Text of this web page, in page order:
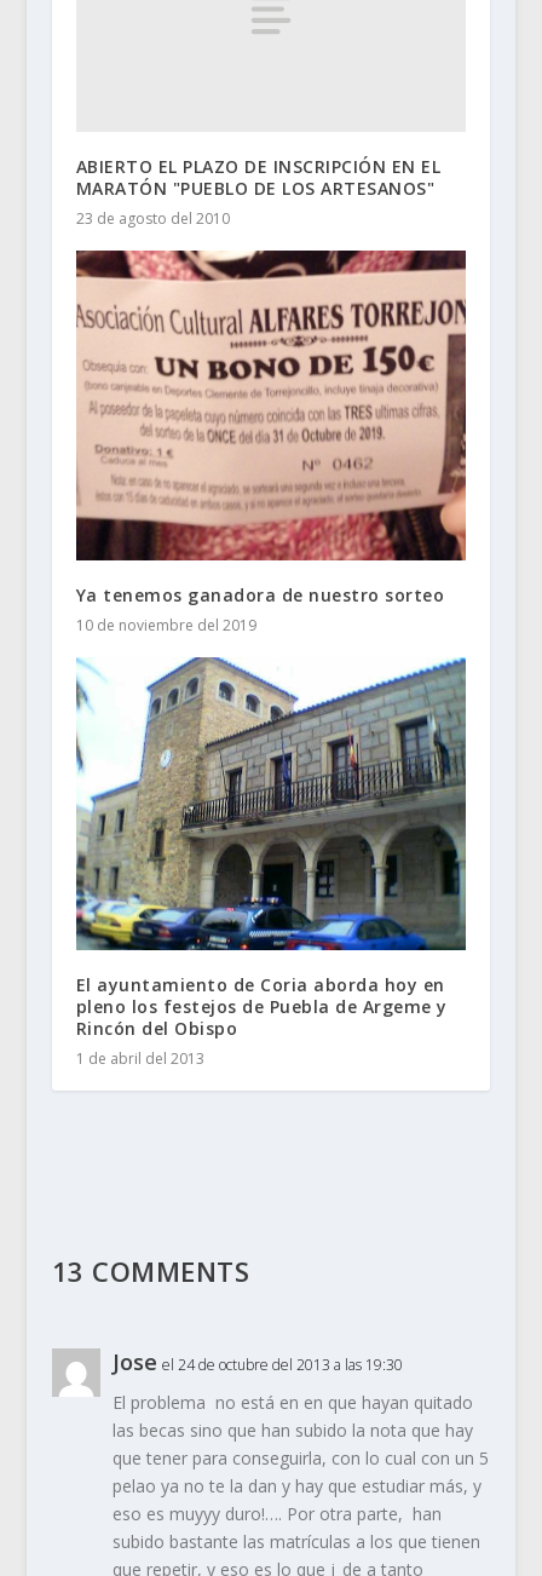
ABIERTO EL PLAZO DE INSCRIPCIÓN EN EL
MARATÓN "PUEBLO DE LOS ARTESANOS"
23 de agosto del 2010
Ya tenemos ganadora de nuestro sorteo
10 de noviembre del 2019
El ayuntamiento de Coria aborda hoy en
pleno los festejos de Puebla de Argeme y
Rincón del Obispo
1 de abril del 2013
13 COMMENTS
Jose el 24 de octubre del 2013 a las 19:30
El problema no está en en que hayan quitado
las becas sino que han subido la nota que hay
que tener para conseguirla, con lo cual con un 5
pelao ya no te la dan y hay que estudiar más, y
eso es muyyy duro!…. Por otra parte, han
subido bastante las matrículas a los que tienen
que repetir, y eso es lo que j_de a tanto